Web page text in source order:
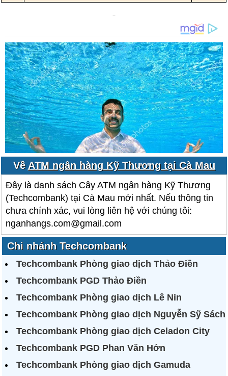
Về ATM ngân hàng Kỹ Thương tại Cà Mau
Đây là danh sách Cây ATM ngân hàng Kỹ Thương
(Techcombank) tại Cà Mau mới nhất. Nếu thông tin
chưa chính xác, vui lòng liên hệ với chúng tôi:
nganhangs.com@gmail.com
Chi nhánh Techcombank
Techcombank Phòng giao dịch Thảo Điền
Techcombank PGD Thảo Điền
Techcombank Phòng giao dịch Lê Nin
Techcombank Phòng giao dịch Nguyễn Sỹ Sách
Techcombank Phòng giao dịch Celadon City
Techcombank PGD Phan Văn Hớn
Techcombank Phòng giao dịch Gamuda